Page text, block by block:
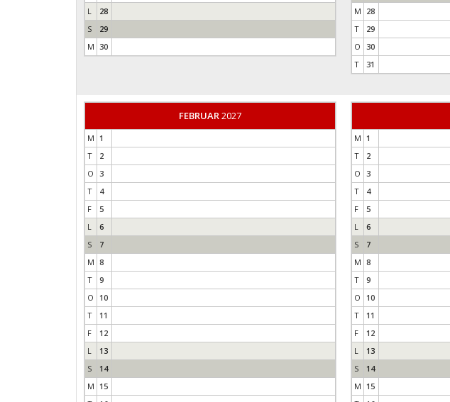
L
28
S
29
M 30
M 28
T
29
O 30
T
31
FEBRUAR2027
M 1
T
2
O 3
T
4
F
5
L
6
S
7
M 8
T
9
O
10
T
11
F
12
L
13
S
14
M 15
M 1
T
2
O 3
T
4
F
5
L
6
S
7
M 8
T
9
O
10
T
11
F
12
L
13
S
14
M 15